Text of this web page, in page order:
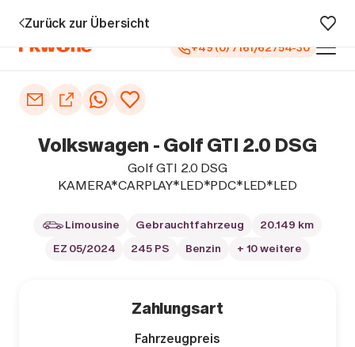
+49 (0) 7161/62754-30
Auto kaufen
Autoankauf
Zurück zur Übersicht
Volkswagen - Golf GTI 2.0 DSG
Golf GTI 2.0 DSG
KAMERA*CARPLAY*LED*PDC*LED*LED
Limousine Gebrauchtfahrzeug
20.149 km
EZ 05/2024
245 PS Benzin + 10 weitere
Zahlungsart
Fahrzeugpreis